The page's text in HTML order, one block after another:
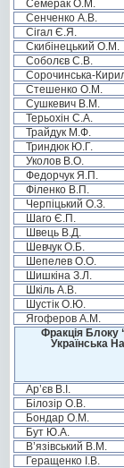
Семерак О.М.
Сенченко А.В.
Сігал Є.Я.
Скибінецький О.М.
Соболєв С.В.
Сорочинська-
Стешенко О.М.
Сушкевич В.М.
Терьохін С.А.
Трайдук М.Ф.
Триндюк Ю.Г.
Уколов В.О.
Федорчук Я.П.
Філенко В.П.
Черпіцький О.З.
Шаго Є.П.
Швець В.Д.
Шевчук О.Б.
Шепелев О.О.
Шишкіна З.Л.
Шкіль А.В.
Шустік О.Ю.
Ягоферов А.М.
Фракція Блоку
Українська
Ар’єв В.І.
Білозір О.В.
Бондар О.М.
Бут Ю.А.
В’язівський В.М.
Геращенко І.В.